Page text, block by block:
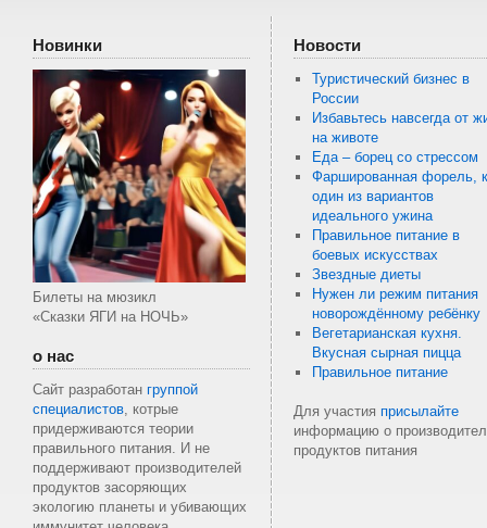
Новинки
Билеты на мюзикл
«Сказки ЯГИ на НОЧЬ»
о нас
Сайт разработан группой
специалистов, котрые
придерживаются теории
правильного питания. И не
поддерживают производителей
продуктов засоряющих
экологию планеты и убивающих
Новости
Туристический бизнес в
России
Избавьтесь навсегда от
на животе
Еда – борец со стрессом
Фаршированная форель,
один из вариантов
идеального ужина
Правильное питание в
боевых искусствах
Звездные диеты
Нужен ли режим питания
новорождённому ребёнку
Вегетарианская кухня.
Вкусная сырная пицца
Правильное питание
Для участия присылайте
информацию о
продуктов питания